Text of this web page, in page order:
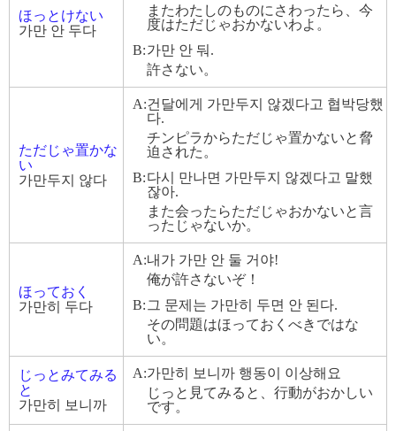
ほっとけない
가만 안 두다
またわたしのものにさわったら、今
度はただじゃおかないわよ。
B:가만 안 둬.
許さない。
ただじゃ置かな
い
가만두지 않다
A:건달에게 가만두지 않겠다고 협박당했
다.
チンピラからただじゃ置かないと脅
迫された。
B:다시 만나면 가만두지 않겠다고 말했
잖아.
また会ったらただじゃおかないと言
ったじゃないか。
ほっておく
가만히 두다
A:내가 가만 안 둘 거야!
俺が許さないぞ！
B: 그 문제는 가만히 두면 안 된다.
その問題はほっておくべきではな
い。
じっとみてみる
と
가만히 보니까
A:가만히 보니까 행동이 이상해요
じっと見てみると、行動がおかしい
です。